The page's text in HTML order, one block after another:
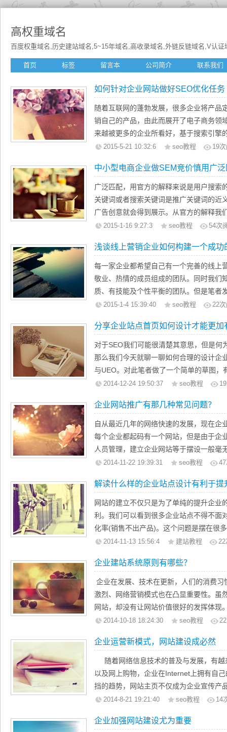
高权重域名
百度权重域名,历史建站域名,5~15年域名,高收录域名,外链反链域名,V认
首页 标签 留言本 公司简介 联系我们
如何针对企业网站做好SEO优化任务
随着互联网的蓬勃发展，很多企业将产品
销自己的产品，由此而展开了电子商务领
来越被更多的企业所看好，基于搜索引擎
地位，为企业带来更多的效益，相对于高
常规网站一样去优化便可达到目标。那么
在这里做以下论述。
一：企业网站优化的局限性
可以用一个很贴切的词来形容大部分的企
树一帜的进行网页大面积的美工。忽略结
或者十几页，搜索引擎优化内容为王，可
2015-5-21 10:32:6 seo教程 19
中小型电商企业做SEM竞价慎用广
广泛匹配，用官方的解释来说是用户搜索
关键词或者搜索关键词是推广关键词的近
广告创意就会得到展示。从官方的解释我
我们的广告创意得到更多的展示，也有助
广泛匹配也会带来一些问题，笔者也不建
关键词投放。
对于具备一定规模的电商企业，广泛匹配
模式可以大幅增加网站的流量，通过观察
调整、筛选，从而提炼出高质量的关键词
然后一步一步的调整，相反，他们需要的
2015-1-16 9:27:3 seo教程 54次
浅谈线上营销企业如何构建一个成功
每一家企业都希望自己有一个完善的线上
敬业、热情的成员组成的团队。同时我们
质、有技能及个性平衡的团队。但是笔者
队上都会犯一个共同的常见的错误，认为
能有点成效，但是在如今搜索引擎排名竞
至要每年花数万元来维持自身的排名。你
稳定的排名。因此能够合理的构建自己的
加的重要。那么在一个SEM团队中有那
建？笔者将在下文中分享自己的几点新的
2015-1-4 15:39:40 seo教程 22
分享企业站点首页如何设计才能更
对于SEO我们可能很清楚其意思，但是何
那么我们今天就聊一聊如何合理的设计企
与UEO。对此笔者做了一个简单的草图，
引玉，如果大家有什么不同的意见，欢迎
页面的头部
对于我们的企业站点，一般我们会在头部
色的LOGO图标。一个好的LOGO可以使
户的心中。其次为了提高用户的友好体验
很好的推广我们的站点。
2014-12-24 19:50:37 seo教程 19
企业网站推广有那几种常见问题？
自从最近几年的网络快速的发展，现在企
每个企业都起码有一个网站，但是由于企
人员管理，建立企业网站等于摆设一般毫
益。就是由于太多的网站，造成网络上的
广，这样才能让潜在客户知道我们的供求
能客户自动找上门来，创造可观的利润。
推广，都想在这个网络的大环境中分一杯
业在进行网络推广的时候往往遇到一些常
2014-11-22 19:39:31 seo教程 47
解读什么样的企业站点设计有利于提
网站的建立不仅只是为了单纯的提升企业
利。我们可以看到很多企业站点不得不面
化率(销售不出产品)。这个问题是摆在很
许会问：什么样的站点有利于提高转化率
首先我们需要了解我们的站点最常见的四
1，网站界面设计混乱，用户体验不佳。
2014-11-13 15:56:4 建站教程 22
企业建站系统原则有哪些？
企业在发展、技术在更新，人们的消费
激烈、网络营销模式也在凸显重要性。虽
网站，却没有让网站价值很好的发挥体现
1.明确网站设计目标与用户需求。企业网
的重要途径，是企业与广大客户、潜在
作网站的目标和用户需求，网站建设策划
案，从而做到有的放矢。
2.网站设计方案要主题鲜明。明确网站设
消费者为中心进行设计规划。
2014-10-18 18:24:30 seo教程 22
企业运营新模式，网站建设成必然
随着网络信息技术的普及与发展，有越
以及网上购物，企业在Internet上拥有自
挡的趋势，网站主页不仅成为企业宣传产
立企业形象的前沿。鉴于此，小编在网上
2014-8-21 19:21:40 seo教程 14
企业加强网站建设尤为重要